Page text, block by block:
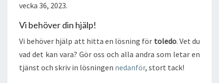
vecka 36, 2023.
Vi behöver din hjälp!
Vi behöver hjälp att hitta en lösning för toledo. Vet du
vad det kan vara? Gör oss och alla andra som letar en
tjänst och skriv in lösningen nedanför, stort tack!